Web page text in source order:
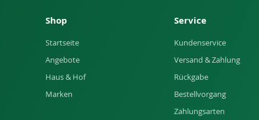
Shop
Startseite
Angebote
Haus & Hof
Marken
Service
Kundenservice
Versand & Zahlung
Rückgabe
Bestellvorgang
Zahlungsarten